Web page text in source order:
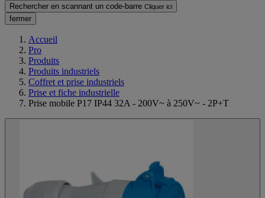
Rechercher en scannant un code-barre Cliquer ici
fermer
Accueil
Pro
Produits
Produits industriels
Coffret et prise industriels
Prise et fiche industrielle
Prise mobile P17 IP44 32A - 200V~ à 250V~ - 2P+T